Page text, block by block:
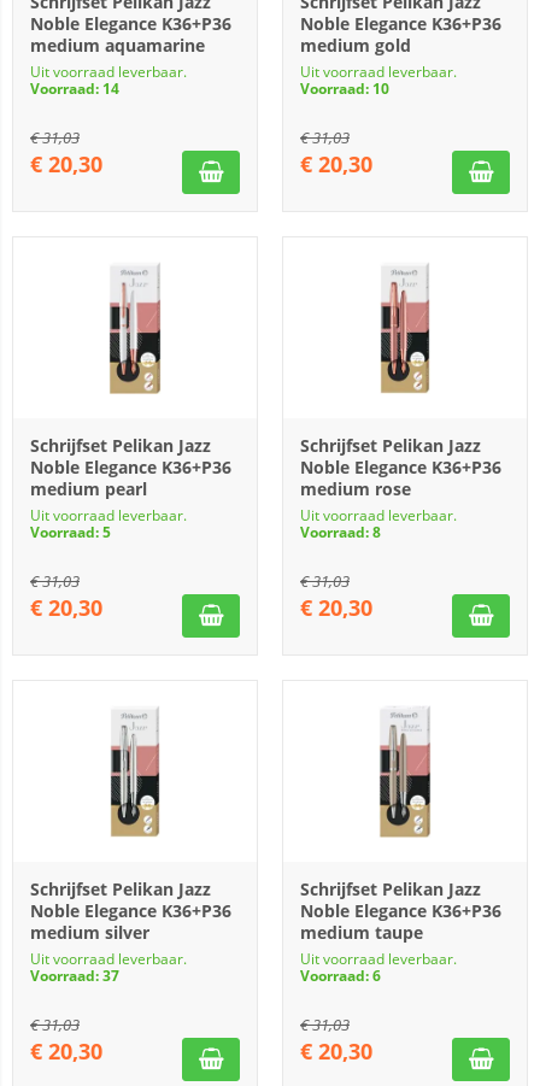
Noble Elegance K36+P36
medium aquamarine
Uit voorraad leverbaar.
Voorraad: 14
€31,03
€ 20,30
Noble Elegance K36+P36
medium gold
Uit voorraad leverbaar.
Voorraad: 10
€31,03
€ 20,30
Schrijfset Pelikan Jazz
Noble Elegance K36+P36
medium pearl
Uit voorraad leverbaar.
Voorraad: 5
€31,03
€ 20,30
Schrijfset Pelikan Jazz
Noble Elegance K36+P36
medium rose
Uit voorraad leverbaar.
Voorraad: 8
€31,03
€ 20,30
Schrijfset Pelikan Jazz
Noble Elegance K36+P36
medium silver
Uit voorraad leverbaar.
Voorraad: 37
€31,03
€ 20,30
Schrijfset Pelikan Jazz
Noble Elegance K36+P36
medium taupe
Uit voorraad leverbaar.
Voorraad: 6
€31,03
€ 20,30